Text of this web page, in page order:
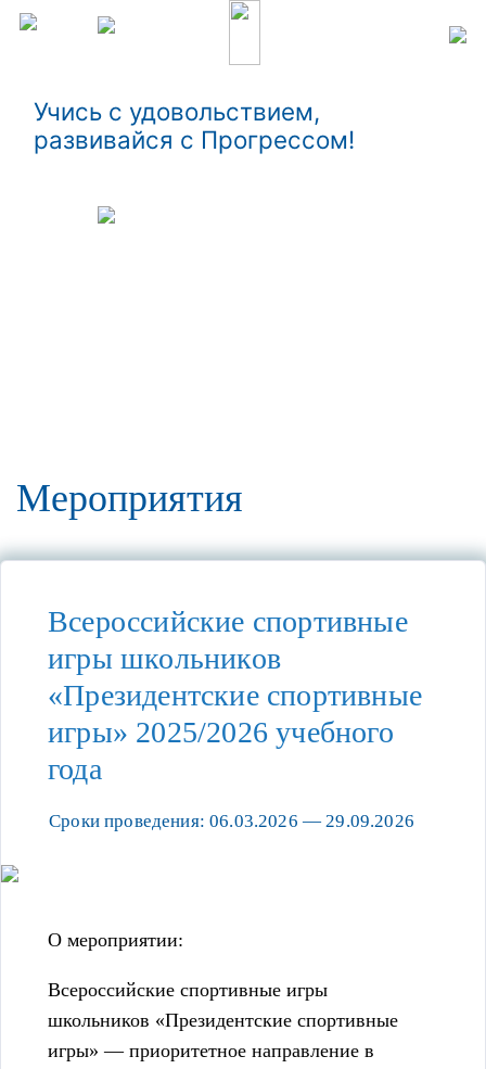
Учись с удовольствием,
развивайся с Прогрессом!
Мероприятия
Всероссийские спортивные
игры школьников
«Президентские спортивные
игры» 2025/2026 учебного
года
Сроки проведения: 06.03.2026 — 29.09.2026
О мероприятии:
Всероссийские спортивные игры
школьников «Президентские спортивные
игры» — приоритетное направление в